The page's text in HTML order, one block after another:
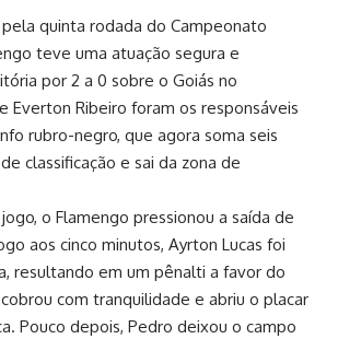
quinta rodada do Campeonato
teve uma atuação segura e
por 2 a 0 sobre o Goiás no
Everton Ribeiro foram os responsáveis
rubro-negro, que agora soma seis
classificação e sai da zona de
o Flamengo pressionou a saída de
aos cinco minutos, Ayrton Lucas foi
resultando em um pênalti a favor do
com tranquilidade e abriu o placar
Pouco depois, Pedro deixou o campo